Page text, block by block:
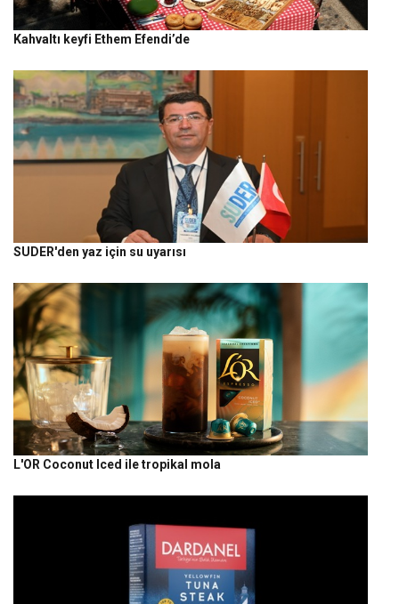
Kahvaltı keyfi Ethem Efendi’de
SUDER'den yaz için su uyarısı
L'OR Coconut Iced ile tropikal mola